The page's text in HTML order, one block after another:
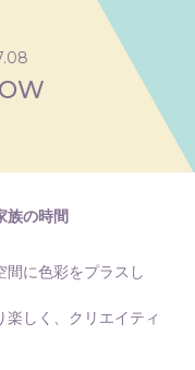
族の時間
間に色彩をプラスし
しく、クリエイティ